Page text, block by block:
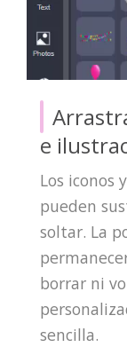
e
Los iconos
pueden
soltar. La
borrar ni
sencilla.